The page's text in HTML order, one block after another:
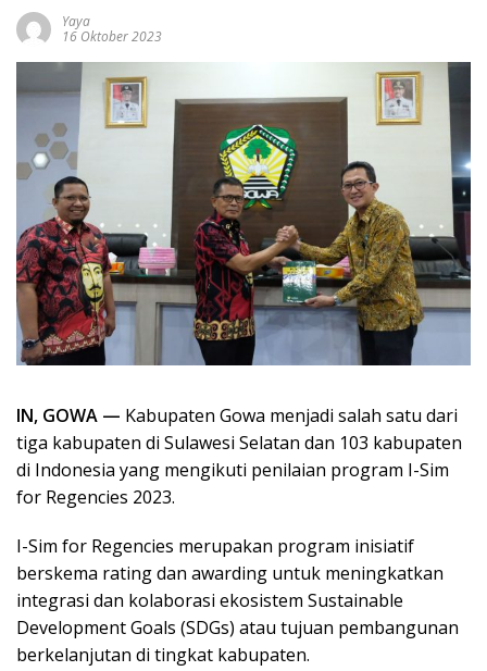
Yaya
16 Oktober 2023
IN, GOWA — Kabupaten Gowa menjadi salah satu dari
tiga kabupaten di Sulawesi Selatan dan 103 kabupaten
di Indonesia yang mengikuti penilaian program I-Sim
for Regencies 2023.
I-Sim for Regencies merupakan program inisiatif
berskema rating dan awarding untuk meningkatkan
integrasi dan kolaborasi ekosistem Sustainable
Development Goals (SDGs) atau tujuan pembangunan
berkelanjutan di tingkat kabupaten.